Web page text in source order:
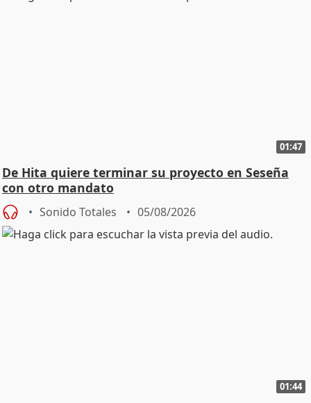
01:47
De Hita quiere terminar su proyecto en Seseña
con otro mandato
Sonido Totales 05/08/2026
01:44